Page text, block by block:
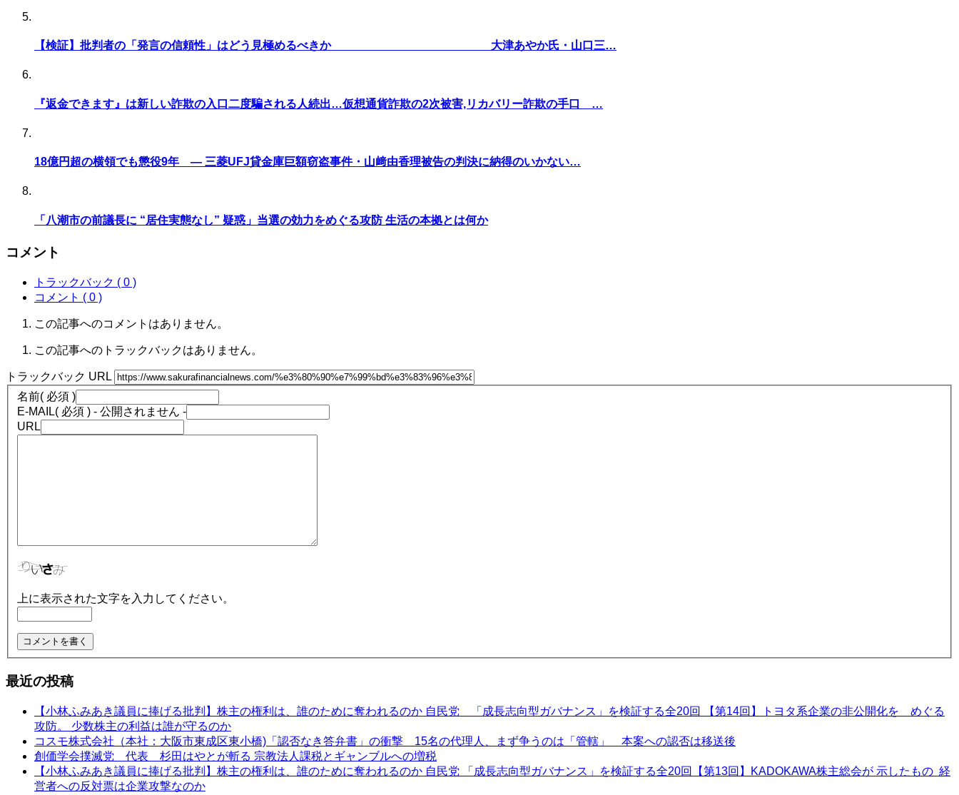
【検証】批判者の「発言の信頼性」はどう見極めるべきか 大津あやか氏・山口三…
『返金できます』は新しい詐欺の入口二度騙される人続出…仮想通貨詐欺の2次被害,リカバリー詐欺の手口 …
18億円超の横領でも懲役9年 ― 三菱UFJ貸金庫巨額窃盗事件・山﨑由香理被告の判決に納得のいかない…
「八潮市の前議長に “居住実態なし” 疑惑」当選の効力をめぐる攻防 生活の本拠とは何か
コメント
トラックバック ( 0 )
コメント ( 0 )
この記事へのコメントはありません。
この記事へのトラックバックはありません。
トラックバック URL
名前( 必須 )
E-MAIL( 必須 ) - 公開されません -
URL
上に表示された文字を入力してください。
最近の投稿
【小林ふみあき議員に捧げる批判】株主の権利は、誰のために奪われるのか 自民党 「成長志向型ガバナンス」を検証する全20回 【第14回】トヨタ系企業の非公開化を めぐる
攻防。 少数株主の利益は誰が守るのか
コスモ株式会社（本社：大阪市東成区東小橋)「認否なき答弁書」の衝撃 15名の代理人、まず争うのは「管轄」 本案への認否は移送後
創価学会撲滅党 代表 杉田はやとが斬る 宗教法人課税とギャンブルへの増税
【小林ふみあき議員に捧げる批判】株主の権利は、誰のために奪われるのか 自民党 「成長志向型ガバナンス」を検証する全20回【第13回】KADOKAWA株主総会が 示したもの 経
営者への反対票は企業攻撃なのか